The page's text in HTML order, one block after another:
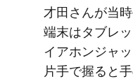
才田さんが​当
端末は​タブレ
イアホンジャ
片手で​握ると​